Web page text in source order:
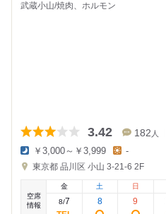
武蔵小山/焼肉、ホルモン
3.42 182 人
夜
の
額
￥3,000～￥3,999
の
-
東京都 品川区 小山 3-21-6 2F
空席
情報
金
8/7
土
8
日
9